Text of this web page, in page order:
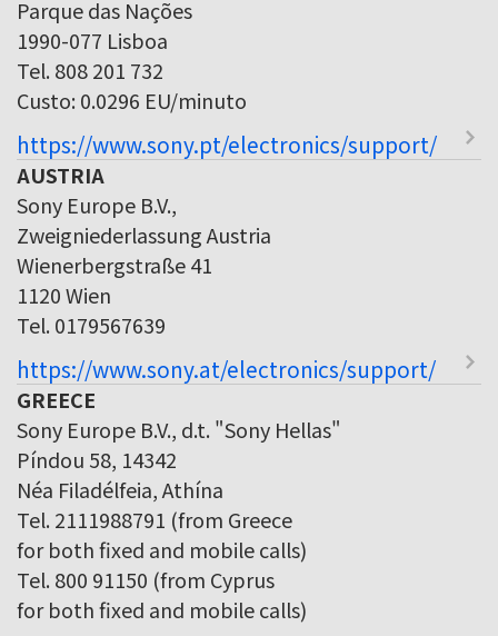
Parque das Nações
1990-077 Lisboa
Tel. 808 201 732
Custo: 0.0296 EU/minuto
https://www.sony.pt/electronics/support/
AUSTRIA
Sony Europe B.V.,
Zweigniederlassung Austria
Wienerbergstraße 41
1120 Wien
Tel. 0179567639
https://www.sony.at/electronics/support/
GREECE
Sony Europe B.V., d.t. "Sony Hellas"
Píndou 58, 14342
Néa Filadélfeia, Athína
Tel. 2111988791 (from Greece
for both fixed and mobile calls)
Tel. 800 91150 (from Cyprus
for both fixed and mobile calls)